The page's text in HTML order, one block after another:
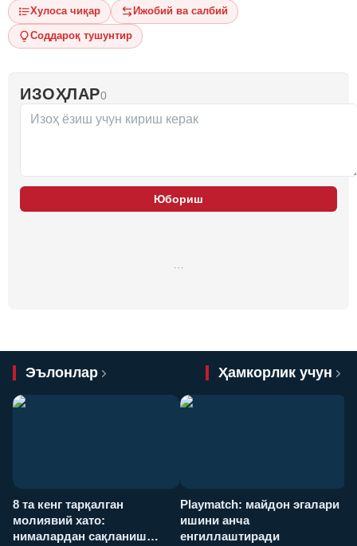
Хулоса чиқар Ижобий ва салбий
Соддароқ тушунтир
ИЗОҲЛАР0
Юбориш
Эълонлар Ҳамкорлик учун
8 та кенг тарқалган
молиявий хато:
нималардан сақланиш
Playmatch: майдон эгалари
ишини анча
енгиллаштиради